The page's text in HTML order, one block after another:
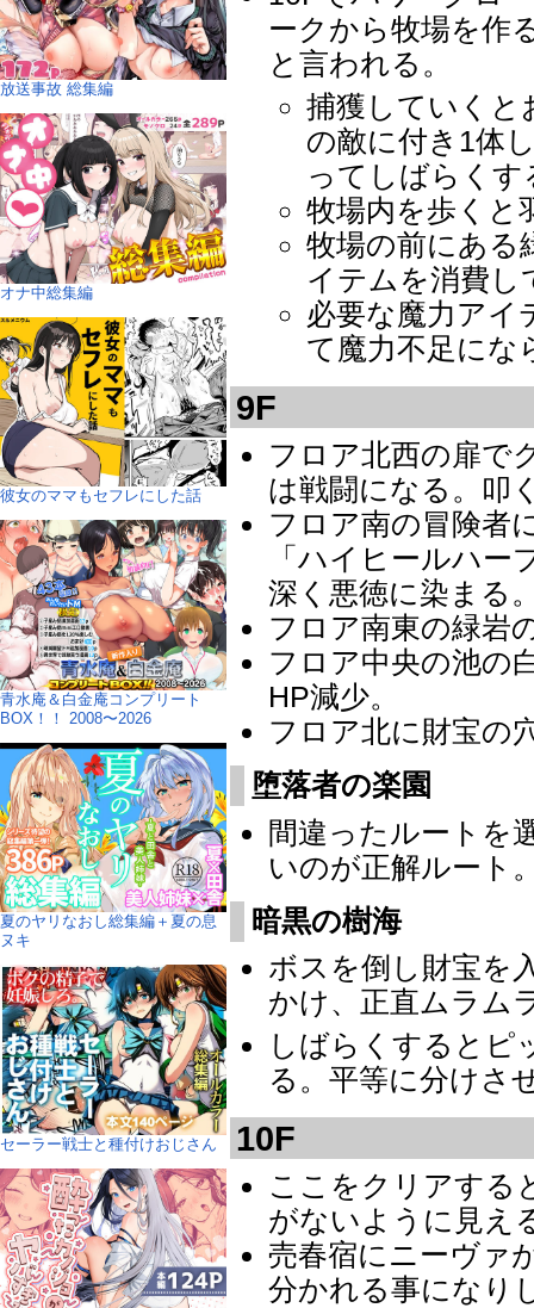
ークから牧場を作
と言われる。
捕獲していくと
の敵に付き1体
ってしばらく
牧場内を歩くと
牧場の前にある
イテムを消費し
必要な魔力アイ
て魔力不足にな
9F
フロア北西の扉で
は戦闘になる。叩
フロア南の冒険者
「ハイヒールハ
深く悪徳に染まる
フロア南東の緑岩
フロア中央の池の
HP減少。
フロア北に財宝の
堕落者の楽園
間違ったルートを
いのが正解ルート
暗黒の樹海
ボスを倒し財宝を
かけ、正直ムラム
しばらくするとピ
る。平等に分けさ
10F
ここをクリアする
がないように見え
売春宿にニーヴァ
分かれる事になり
放送事故 総集編
オナ中総集編
彼女のママもセフレにした話
青水庵＆白金庵コンプリート
BOX！！ 2008〜2026
夏のヤリなおし総集編＋夏の息
ヌキ
セーラー戦士と種付けおじさん